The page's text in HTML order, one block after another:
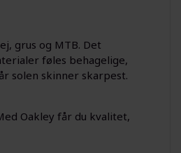
grus og MTB. Det
føles behagelige,
solen skinner skarpest.
Oakley får du kvalitet,